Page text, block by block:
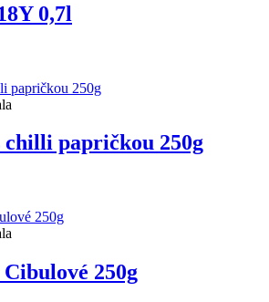
0,7l
papričkou 250g
250g